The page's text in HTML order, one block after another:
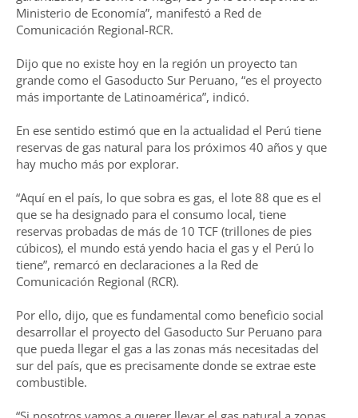
Ministerio de Economía”, manifestó a Red de
Comunicación Regional-RCR.
Dijo que no existe hoy en la región un proyecto tan
grande como el Gasoducto Sur Peruano, “es el proyecto
más importante de Latinoamérica”, indicó.
En ese sentido estimó que en la actualidad el Perú tiene
reservas de gas natural para los próximos 40 años y que
hay mucho más por explorar.
“Aquí en el país, lo que sobra es gas, el lote 88 que es el
que se ha designado para el consumo local, tiene
reservas probadas de más de 10 TCF (trillones de pies
cúbicos), el mundo está yendo hacia el gas y el Perú lo
tiene”, remarcó en declaraciones a la Red de
Comunicación Regional (RCR).
Por ello, dijo, que es fundamental como beneficio social
desarrollar el proyecto del Gasoducto Sur Peruano para
que pueda llegar el gas a las zonas más necesitadas del
sur del país, que es precisamente donde se extrae este
combustible.